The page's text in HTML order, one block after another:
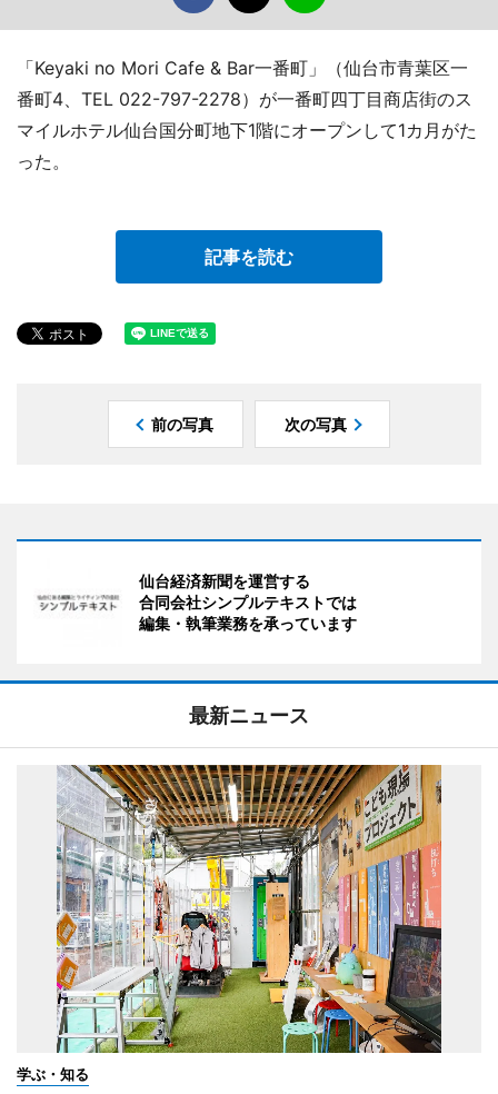
「Keyaki no Mori Cafe & Bar一番町」（仙台市青葉区一
番町4、TEL 022-797-2278）が一番町四丁目商店街のス
マイルホテル仙台国分町地下1階にオープンして1カ月がた
った。
記事を読む
前の写真 次の写真
仙台経済新聞を運営する
合同会社シンプルテキストでは
編集・執筆業務を承っています
最新ニュース
学ぶ・知る